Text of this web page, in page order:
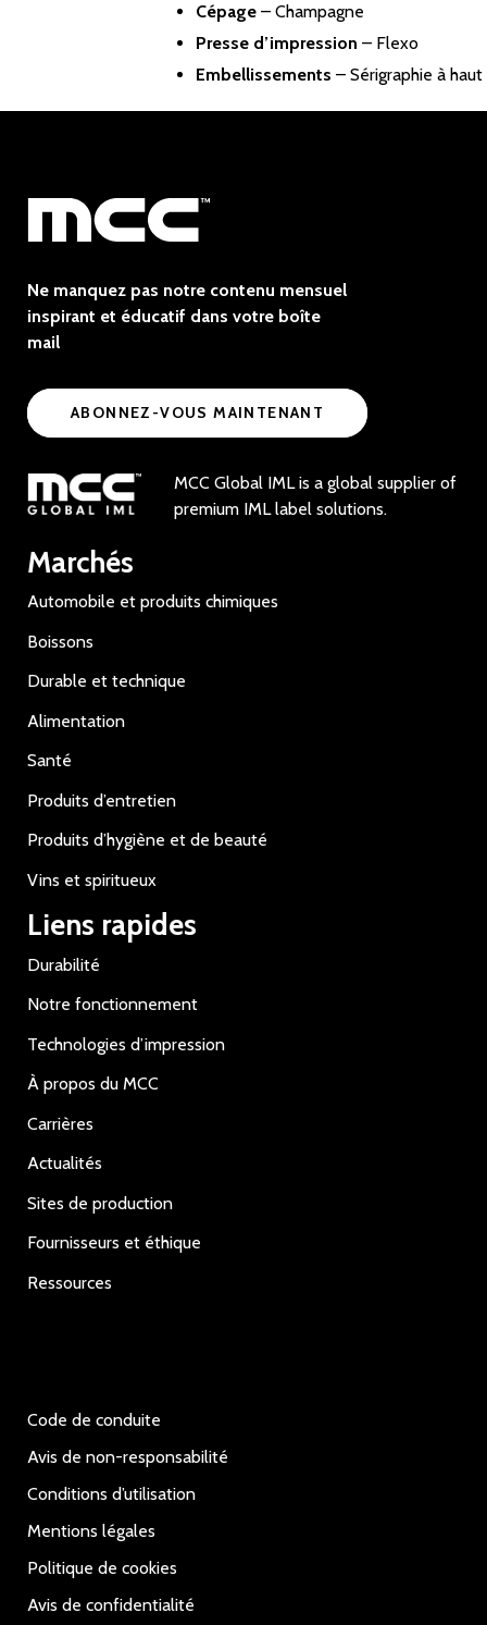
Cépage – Champagne
Presse d’impression – Flexo
Embellissements – Sérigraphie à
Ne manquez pas notre contenu mensuel
inspirant et éducatif dans votre boîte
mail
ABONNEZ-VOUS MAINTENANT
MCC Global IML is a global supplier of
premium IML label solutions.
Marchés
Automobile et produits chimiques
Boissons
Durable et technique
Alimentation
Santé
Produits d’entretien
Produits d’hygiène et de beauté
Vins et spiritueux
Liens rapides
Durabilité
Notre fonctionnement
Technologies d’impression
À propos du MCC
Carrières
Actualités
Sites de production
Fournisseurs et éthique
Ressources
Code de conduite
Avis de non-responsabilité
Conditions d’utilisation
Mentions légales
Politique de cookies
Avis de confidentialité